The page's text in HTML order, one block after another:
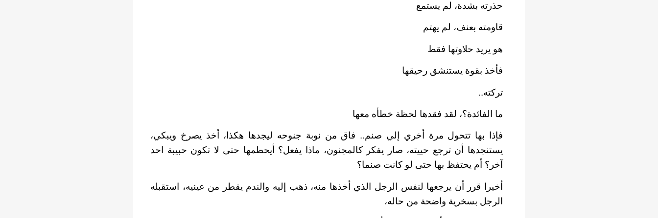
حذرته بشدة، لم يستمع
قاومته بعنف، لم يهتم
هو يريد حلاوتها فقط
فأخذ بقوة يستنشق رحيقها
تركته..
ما الفائدة؟، لقد فقدها لحظة خطأه معها
فإذا بها تتحول مرة أخري إلي صنم.. فاق من نوبة جنوحه ليجدها هكذا، أخذ يصرخ ويبكي،
يستنجدها أن ترجع حييته، صار يفكر كالمجنون، ماذا يفعل؟ أيحطمها حتى لا تكون حبيبة احد
آخر؟ أم يحتفظ بها حتى لو كانت صنما؟
أخيرا قرر أن يرجعها لنفس الرجل الذي أخذها منه، ذهب إليه والندم يقطر من عينيه، استقبله
الرجل بسخرية واضحة من حاله،